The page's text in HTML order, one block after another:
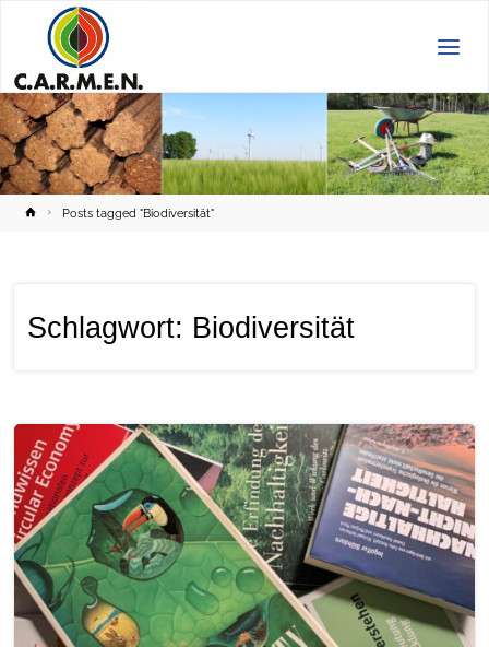
HomePosts tagged "Biodiversität"
Schlagwort: Biodiversität